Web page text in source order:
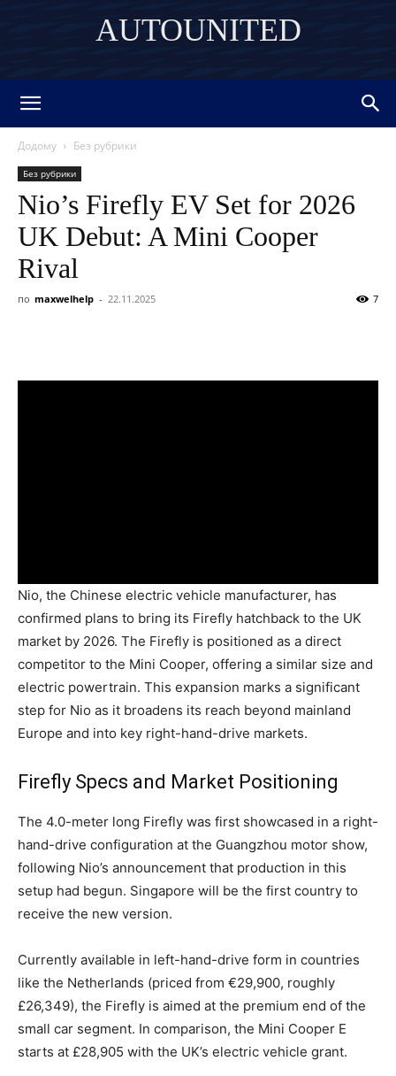
AUTOUNITED
Додому Без рубрики
Без рубрики
Nio’s Firefly EV Set for 2026
UK Debut: A Mini Cooper
Rival
по maxwelhelp - 22.11.2025 7
Nio, the Chinese electric vehicle manufacturer, has
confirmed plans to bring its Firefly hatchback to the UK
market by 2026. The Firefly is positioned as a direct
competitor to the Mini Cooper, offering a similar size and
electric powertrain. This expansion marks a significant
step for Nio as it broadens its reach beyond mainland
Europe and into key right-hand-drive markets.
Firefly Specs and Market Positioning
The 4.0-meter long Firefly was first showcased in a right-
hand-drive configuration at the Guangzhou motor show,
following Nio’s announcement that production in this
setup had begun. Singapore will be the first country to
receive the new version.
Currently available in left-hand-drive form in countries
like the Netherlands (priced from €29,900, roughly
£26,349), the Firefly is aimed at the premium end of the
small car segment. In comparison, the Mini Cooper E
starts at £28,905 with the UK’s electric vehicle grant.